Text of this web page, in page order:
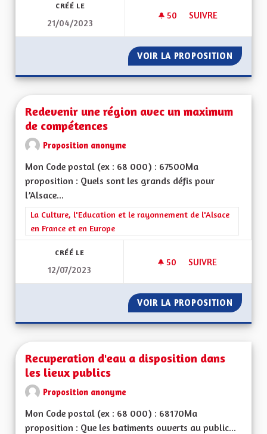
CRÉÉ LE
21/04/2023
50 50 ABONNÉS
SUIVRE
VOIR LA PROPOSITION
Redevenir une région avec un maximum
de compétences
Proposition anonyme
Mon Code postal (ex : 68 000) : 67500Ma
proposition : Quels sont les grands défis pour
l’Alsace...
Filtrer les résultats de la catégorie : La Culture, l'Education et
La Culture, l'Education et le rayonnement de l'Alsace
en France et en Europe
CRÉÉ LE
12/07/2023
50 50 ABONNÉS
SUIVRE
VOIR LA PROPOSITION
Recuperation d'eau a disposition dans
les lieux publics
Proposition anonyme
Mon Code postal (ex : 68 000) : 68170Ma
proposition : Que les batiments ouverts au public...